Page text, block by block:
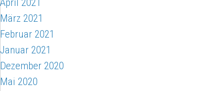
April 2021
März 2021
Februar 2021
Januar 2021
Dezember 2020
Mai 2020